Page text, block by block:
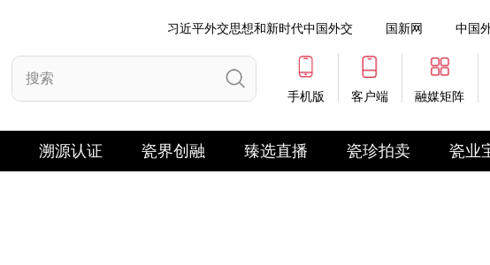
习近平外交思想和新时代中国外交 国新网 中国
手机版 客户端 融媒矩阵
溯源认证 瓷界创融 臻选直播 瓷珍拍卖 瓷业